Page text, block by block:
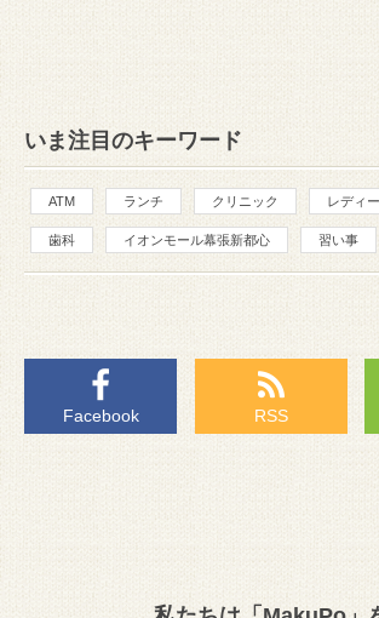
いま注目のキーワード
ATM ランチ クリニック レディ
歯科 イオンモール幕張新都心 習い事
Facebook RSS